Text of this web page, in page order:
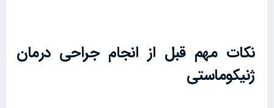
نکات مهم قبل از انجام جراحی درمان
ژنیکوماستی